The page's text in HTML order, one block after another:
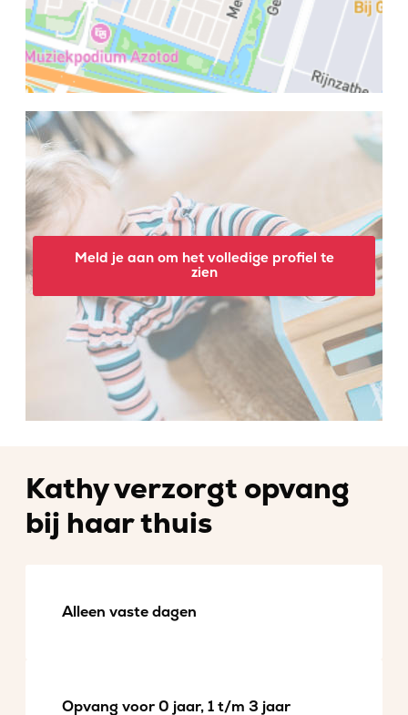
Meld je aan om het volledige profiel te
zien
Kathy verzorgt opvang
bij haar thuis
Alleen vaste dagen
Opvang voor 0 jaar, 1 t/m 3 jaar